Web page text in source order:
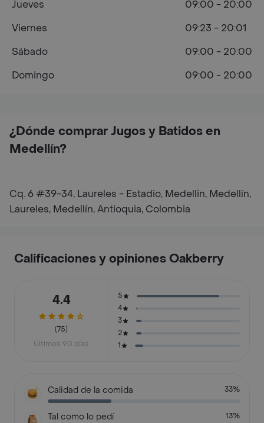
¿Dónde comprar Jugos y Batidos en
Medellín?
Cq. 6 #39-34, Laureles - Estadio, Medellin, Medellín,
Laureles, Medellín, Antioquia, Colombia
Jueves
09:00 - 20:00
Viernes
09:23 - 20:01
Sábado
09:00 - 20:00
Domingo
09:00 - 20:00
Calificaciones y opiniones Oakberry
4.4
(75)
Últimos 90 días
5
4
3
2
1
Calidad de la comida 33%
Tal como lo pedí 13%